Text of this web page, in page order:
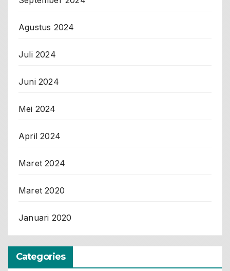
Agustus 2024
Juli 2024
Juni 2024
Mei 2024
April 2024
Maret 2024
Maret 2020
Januari 2020
Categories